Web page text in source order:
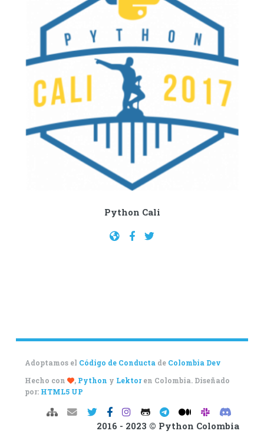
Python Cali
Adoptamos el Código de Conductade Colombia Dev
Hecho con
, Python y Lektoren Colombia. Diseñado
por: HTML5 UP
2016 - 2023 © Python Colombia